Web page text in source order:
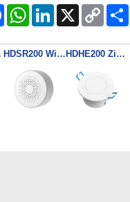
FacebookWhatsAppLinkedIn
Copy
Link
HDSR200 WiFi TUYA siréna s blikačem HDHE200 Zigbee TUYA detekce přítomnosti osob